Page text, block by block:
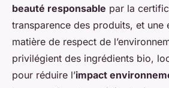
beauté responsable par la
transparence des produits, et une
matière de respect de
privilégient des ingrédients bio,
pour réduire l’impact